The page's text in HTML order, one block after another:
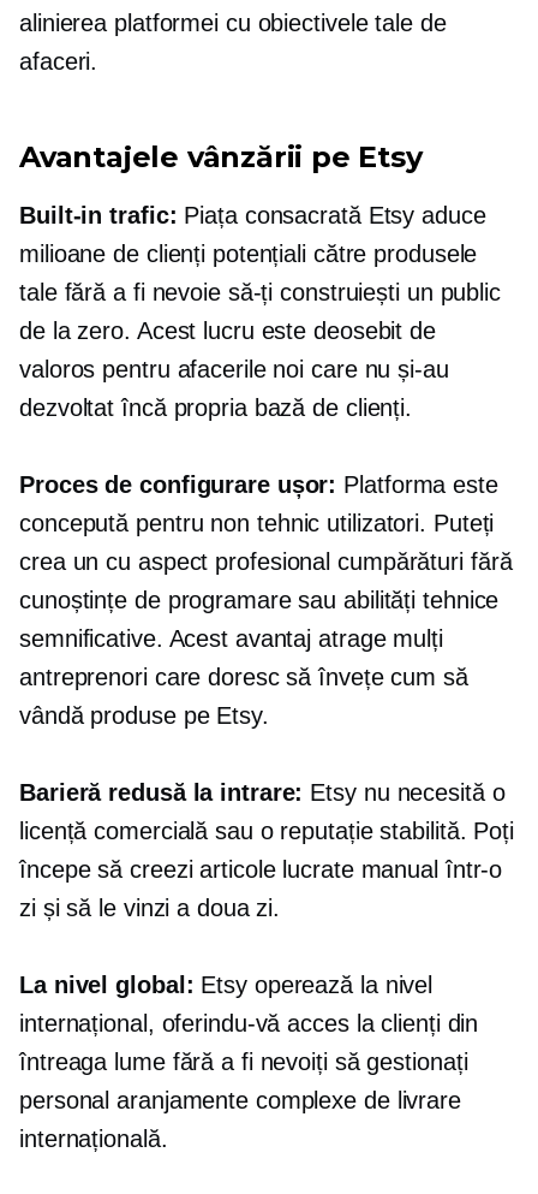
alinierea platformei cu obiectivele tale de
afaceri.
Avantajele vânzării pe Etsy
Built-in trafic: Piața consacrată Etsy aduce
milioane de clienți potențiali către produsele
tale fără a fi nevoie să-ți construiești un public
de la zero. Acest lucru este deosebit de
valoros pentru afacerile noi care nu și-au
dezvoltat încă propria bază de clienți.
Proces de configurare ușor: Platforma este
concepută pentru non tehnic utilizatori. Puteți
crea uncu aspect profesional cumpărături fără
cunoștințe de programare sau abilități tehnice
semnificative. Acest avantaj atrage mulți
antreprenori care doresc să învețe cum să
vândă produse pe Etsy.
Barieră redusă la intrare: Etsy nu necesită o
licență comercială sau o reputație stabilită. Poți
începe să creezi articole lucrate manual într-o
zi și să le vinzi a doua zi.
La nivel global: Etsy operează la nivel
internațional, oferindu-vă acces la clienți din
întreaga lume fără a fi nevoiți să gestionați
personal aranjamente complexe de livrare
internațională.